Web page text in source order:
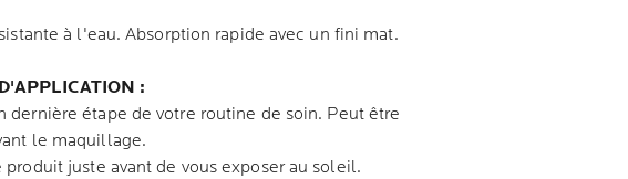
à l'eau. Absorption rapide avec un fini mat.
:
dernière étape de votre routine de soin. Peut être
le maquillage.
juste avant de vous exposer au soleil.